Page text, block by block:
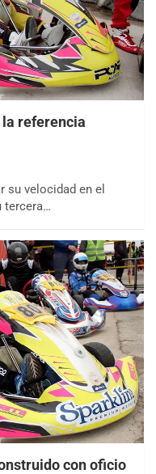
la referencia
su velocidad en el
tercera…
con oficio